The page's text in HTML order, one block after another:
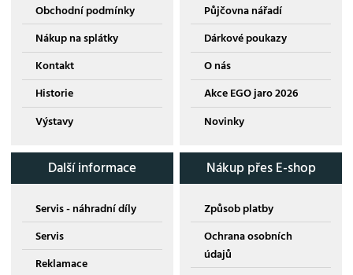
Obchodní podmínky
Nákup na splátky
Kontakt
Historie
Výstavy
Půjčovna nářadí
Dárkové poukazy
O nás
Akce EGO jaro 2026
Novinky
Další informace
Servis - náhradní díly
Servis
Reklamace
Nákup přes E-shop
Způsob platby
Ochrana osobních
údajů